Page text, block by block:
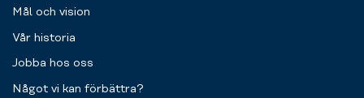
Mål och vision
Vår historia
Jobba hos oss
Något vi kan förbättra?